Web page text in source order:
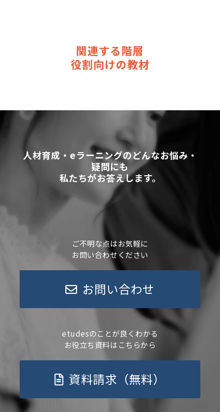
関連する階層
役割向けの教材
人材育成・eラーニングのどんなお悩み・
疑問にも
私たちがお答えします。
ご不明な点はお気軽に
お問い合わせください
お問い合わせ
etudesのことが良くわかる
お役立ち資料はこちらから
資料請求（無料）